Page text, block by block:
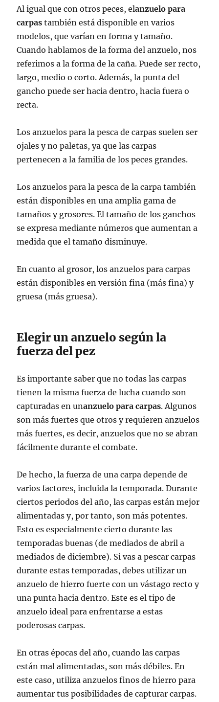
Al igual que con otros peces, elanzuelo para
carpastambién está disponible en varios
modelos, que varían en forma y tamaño.
Cuando hablamos de la forma del anzuelo, nos
referimos a la forma de la caña. Puede ser recto,
largo, medio o corto. Además, la punta del
gancho puede ser hacia dentro, hacia fuera o
recta.
Los anzuelos para la pesca de carpas suelen ser
ojales y no paletas, ya que las carpas
pertenecen a la familia de los peces grandes.
Los anzuelos para la pesca de la carpa también
están disponibles en una amplia gama de
tamaños y grosores. El tamaño de los ganchos
se expresa mediante números que aumentan a
medida que el tamaño disminuye.
En cuanto al grosor, los anzuelos para carpas
están disponibles en versión fina (más fina) y
gruesa (más gruesa).
Elegir un anzuelo según la
fuerza del pez
Es importante saber que no todas las carpas
tienen la misma fuerza de lucha cuando son
capturadas en unanzuelo para carpas. Algunos
son más fuertes que otros y requieren anzuelos
más fuertes, es decir, anzuelos que no se abran
fácilmente durante el combate.
De hecho, la fuerza de una carpa depende de
varios factores, incluida la temporada. Durante
ciertos periodos del año, las carpas están mejor
alimentadas y, por tanto, son más potentes.
Esto es especialmente cierto durante las
temporadas buenas (de mediados de abril a
mediados de diciembre). Si vas a pescar carpas
durante estas temporadas, debes utilizar un
anzuelo de hierro fuerte con un vástago recto y
una punta hacia dentro. Este es el tipo de
anzuelo ideal para enfrentarse a estas
poderosas carpas.
En otras épocas del año, cuando las carpas
están mal alimentadas, son más débiles. En
este caso, utiliza anzuelos finos de hierro para
aumentar tus posibilidades de capturar carpas.